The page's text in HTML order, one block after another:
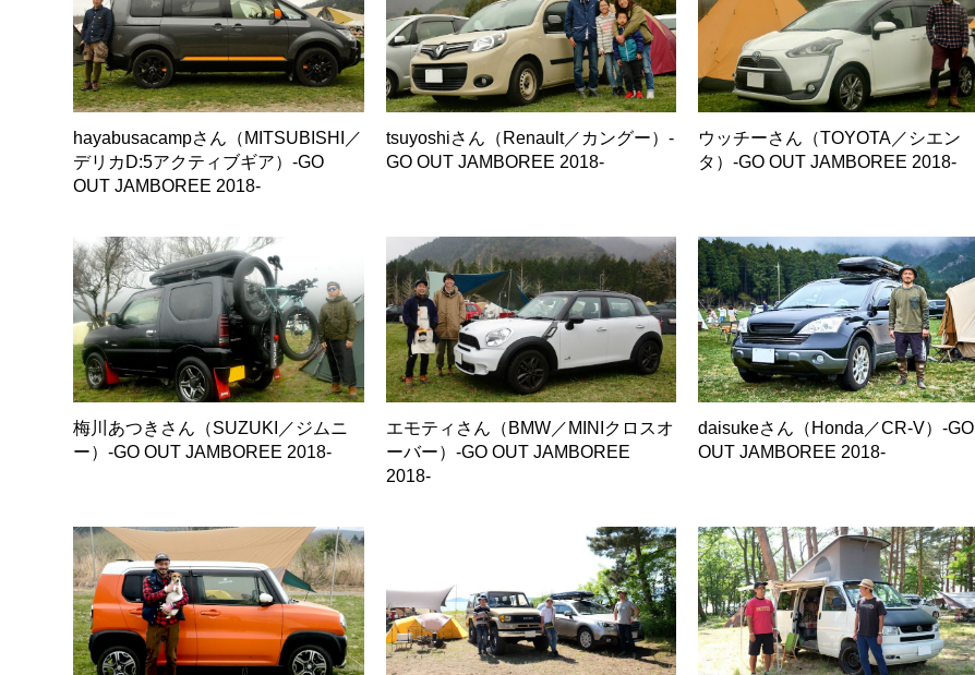
hayabusacampさん（MITSUBISHI／
デリカD:5アクティブギア）-GO
OUT JAMBOREE 2018-
tsuyoshiさん（Renault／カングー）-
GO OUT JAMBOREE 2018-
ウッチーさん（TOYOTA／シエン
タ）-GO OUT JAMBOREE 2018-
梅川あつきさん（SUZUKI／ジムニ
ー）-GO OUT JAMBOREE 2018-
エモティさん（BMW／MINIクロスオ
ーバー）-GO OUT JAMBOREE
2018-
daisukeさん（Honda／CR-V）-GO
OUT JAMBOREE 2018-